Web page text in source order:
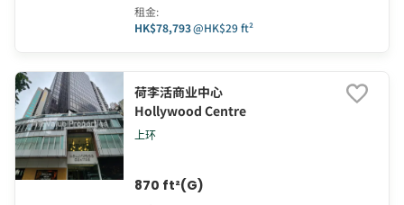
租金:
HK$78,793@HK$29 ft²
荷李活商业中心
Hollywood Centre
上环
870 ft²(G)